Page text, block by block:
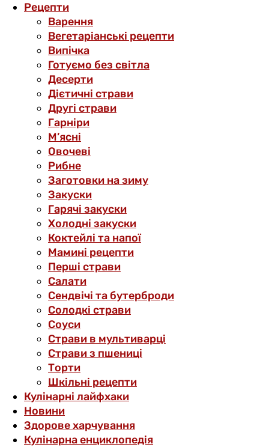
Рецепти
Варення
Вегетаріанські рецепти
Випічка
Готуємо без світла
Десерти
Дієтичні страви
Другі страви
Гарніри
М’ясні
Овочеві
Рибне
Заготовки на зиму
Закуски
Гарячі закуски
Холодні закуски
Коктейлі та напої
Мамині рецепти
Перші страви
Салати
Сендвічі та бутерброди
Солодкі страви
Соуси
Страви в мультиварці
Страви з пшениці
Торти
Шкільні рецепти
Кулінарні лайфхаки
Новини
Здорове харчування
Кулінарна енциклопедія